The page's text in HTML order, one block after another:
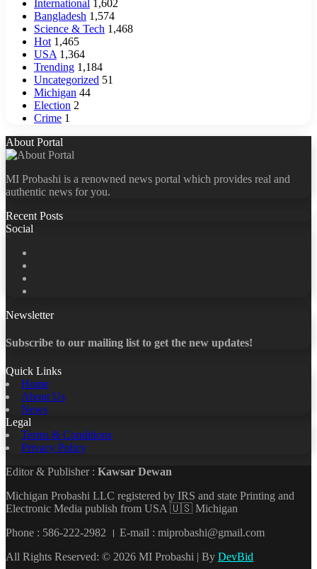
International 1,602
Bangladesh 1,574
Science & Tech 1,468
Hot 1,465
USA 1,364
Trending 1,184
Uncategorized 51
Michigan 44
Election 2
Crime 1
About Portal
MI Probashi is a renowned news portal which provides real and
authentic news for you.
Recent Posts
Social
Newsletter
Subscribe to our mailing list to get the new updates!
Quick Links
Home
About Us
News
Legal
Terms & Conditions
Privacy Policy
Editor & Publisher : Kawsar Dewan
Michigan Probashi LLC registered by IRS and state Printing and
Electronic Media publish from USA 🇺🇸 Michigan
Phone : 586-222-2982 । E-mail : miprobashi@gmail.com
All Rights Reserved: © 2026 MI Probashi | By DevBid